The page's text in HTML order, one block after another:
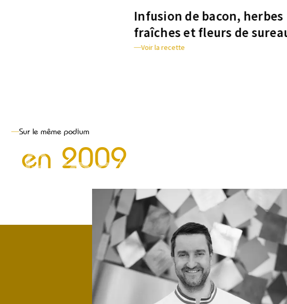
Infusion de bacon, herbes
fraîches et fleurs de
Voir la recette
Sur le même podium
en 2009
Bronze